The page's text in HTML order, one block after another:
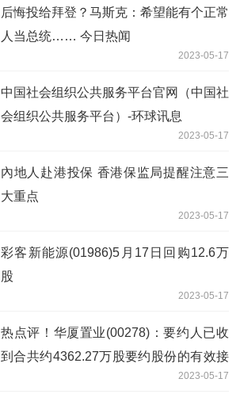
后悔投给拜登？马斯克：希望能有个正常
人当总统…… 今日热闻
2023-05-17
中国社会组织公共服务平台官网（中国社
会组织公共服务平台）-环球讯息
2023-05-17
內地人赴港投保 香港保监局提醒注意三
大重点
2023-05-17
彩客新能源(01986)5月17日回购12.6万
股
2023-05-17
热点评！华厦置业(00278)：要约人已收
到合共约4362.27万股要约股份的有效接
2023-05-17